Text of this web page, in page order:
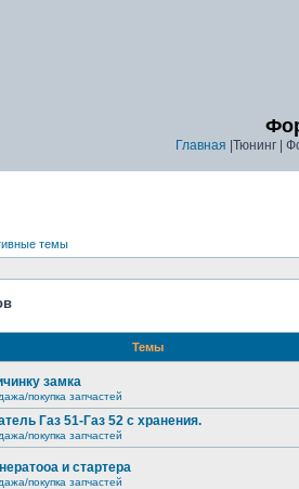
Главная |Тюнинг |
темы
Темы
замка
покупка запчастей
Газ 51-Газ 52 с хранения.
покупка запчастей
и стартера
покупка запчастей